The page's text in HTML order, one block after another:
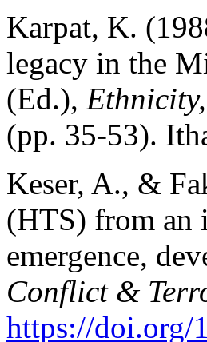
Karpat, K.
legacy in the
(Ed.),
(pp. 35-53).
Keser, A., &
(HTS) from an
emergence,
Conflict &
https://doi.org/